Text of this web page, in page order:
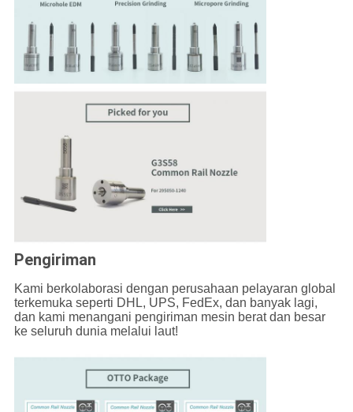
Pengiriman
Kami berkolaborasi dengan perusahaan pelayaran global
terkemuka seperti DHL, UPS, FedEx, dan banyak lagi,
dan kami menangani pengiriman mesin berat dan besar
ke seluruh dunia melalui laut!